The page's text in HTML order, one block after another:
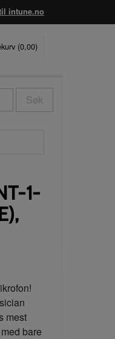
intune.no
(0,00)
Søk
1-
mest
bare